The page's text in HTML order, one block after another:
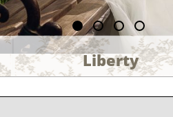
Liberty